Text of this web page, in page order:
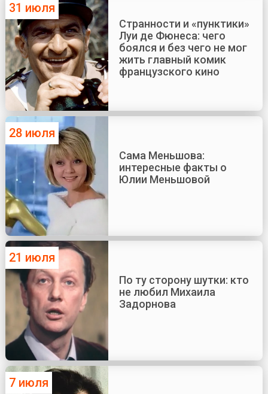
31 июля
Странности и «пунктики»
Луи де Фюнеса: чего
боялся и без чего не мог
жить главный комик
французского кино
28 июля
Сама Меньшова:
интересные факты о
Юлии Меньшовой
21 июля
По ту сторону шутки: кто
не любил Михаила
Задорнова
7 июля